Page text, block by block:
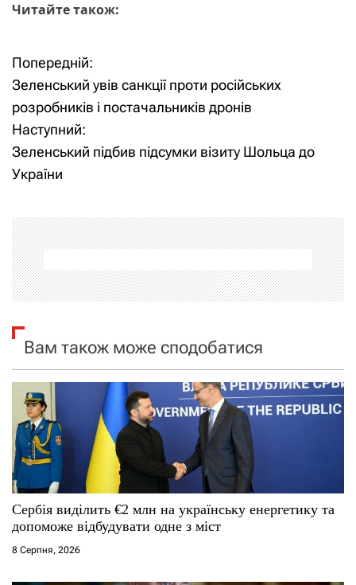
Читайте також:
Н
а
в
і
а
ц
і
я
з
п
и
с
і
Попередній:
Зеленський увів санкції проти російських
розробників і постачальників дронів
Наступний:
Зеленський підбив підсумки візиту Шольца до
України
Вам також може сподобатися
Сербія виділить €2 млн на українську енергетику та
допоможе відбудувати одне з міст
8 Серпня, 2026